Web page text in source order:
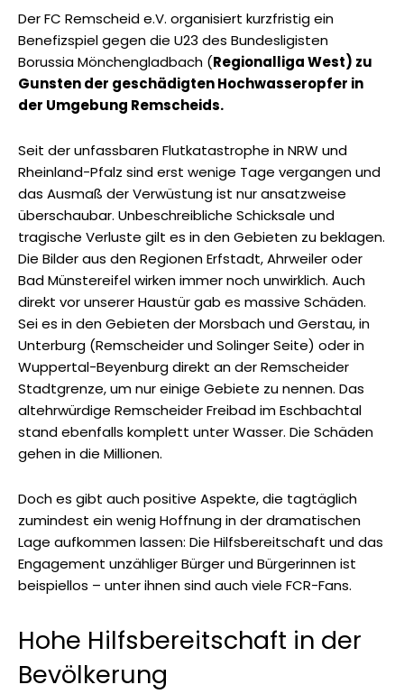
Der FC Remscheid e.V. organisiert kurzfristig ein
Benefizspiel gegen die U23 des Bundesligisten
Borussia Mönchengladbach (Regionalliga West) zu
Gunsten der geschädigten Hochwasseropfer in
der Umgebung Remscheids.
Seit der unfassbaren Flutkatastrophe in NRW und
Rheinland-Pfalz sind erst wenige Tage vergangen und
das Ausmaß der Verwüstung ist nur ansatzweise
überschaubar. Unbeschreibliche Schicksale und
tragische Verluste gilt es in den Gebieten zu beklagen.
Die Bilder aus den Regionen Erfstadt, Ahrweiler oder
Bad Münstereifel wirken immer noch unwirklich. Auch
direkt vor unserer Haustür gab es massive Schäden.
Sei es in den Gebieten der Morsbach und Gerstau, in
Unterburg (Remscheider und Solinger Seite) oder in
Wuppertal-Beyenburg direkt an der Remscheider
Stadtgrenze, um nur einige Gebiete zu nennen. Das
altehrwürdige Remscheider Freibad im Eschbachtal
stand ebenfalls komplett unter Wasser. Die Schäden
gehen in die Millionen.
Doch es gibt auch positive Aspekte, die tagtäglich
zumindest ein wenig Hoffnung in der dramatischen
Lage aufkommen lassen: Die Hilfsbereitschaft und das
Engagement unzähliger Bürger und Bürgerinnen ist
beispiellos – unter ihnen sind auch viele FCR-Fans.
Hohe Hilfsbereitschaft in der
Bevölkerung